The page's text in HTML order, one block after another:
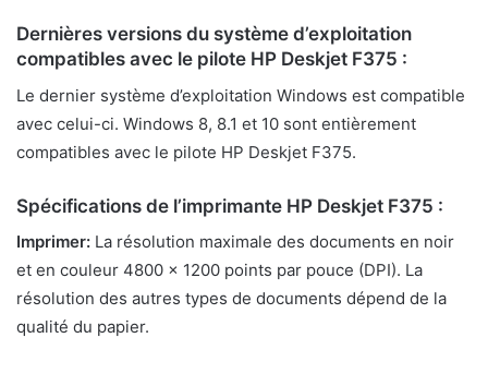
Dernières versions du système d’exploitation
compatibles avec le pilote HP Deskjet F375 :
Le dernier système d’exploitation Windows est compatible
avec celui-ci. Windows 8, 8.1 et 10 sont entièrement
compatibles avec le pilote HP Deskjet F375.
Spécifications de l’imprimante HP Deskjet F375 :
Imprimer: La résolution maximale des documents en noir
et en couleur 4800 × 1200 points par pouce (DPI). La
résolution des autres types de documents dépend de la
qualité du papier.